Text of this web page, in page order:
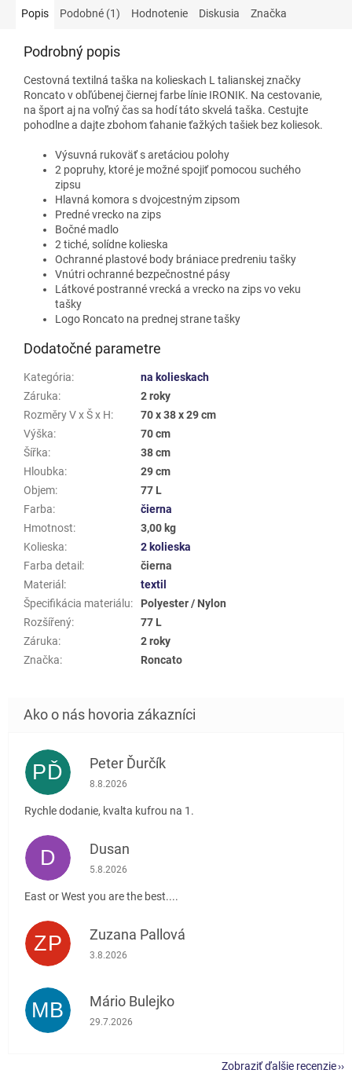
Popis Podobné (1) Hodnotenie Diskusia Značka
Podrobný popis
Cestovná textilná taška na kolieskach L talianskej značky
Roncato v obľúbenej čiernej farbe línie IRONIK. Na cestovanie,
na šport aj na voľný čas sa hodí táto skvelá taška. Cestujte
pohodlne a dajte zbohom ťahanie ťažkých tašiek bez koliesok.
Výsuvná rukoväť s aretáciou polohy
2 popruhy, ktoré je možné spojiť pomocou suchého
zipsu
Hlavná komora s dvojcestným zipsom
Predné vrecko na zips
Bočné madlo
2 tiché, solídne kolieska
Ochranné plastové body brániace predreniu tašky
Vnútri ochranné bezpečnostné pásy
Látkové postranné vrecká a vrecko na zips vo veku
tašky
Logo Roncato na prednej strane tašky
Dodatočné parametre
Kategória:
na kolieskach
Záruka:
2 roky
Rozměry V x Š x H:
70 x 38 x 29 cm
Výška:
70 cm
Šířka:
38 cm
Hloubka:
29 cm
Objem:
77 L
Farba:
čierna
Hmotnost:
3,00 kg
Kolieska:
2 kolieska
Farba detail :
čierna
Materiál :
textil
Špecifikácia materiálu:
Polyester / Nylon
Rozšířený:
77 L
Záruka:
2 roky
Značka: Roncato
PĎ Peter Ďurčík
Hodnotenie obchodu je 5 z 5 hviezdičiek.
8.8.2026
Rychle dodanie, kvalta kufrou na 1.
D Dusan
Hodnotenie obchodu je 5 z 5 hviezdičiek.
5.8.2026
East or West you are the best....
ZP Zuzana Pallová
Hodnotenie obchodu je 5 z 5 hviezdičiek.
3.8.2026
MB Mário Bulejko
Hodnotenie obchodu je 5 z 5 hviezdičiek.
29.7.2026
Zobraziť ďalšie recenzie